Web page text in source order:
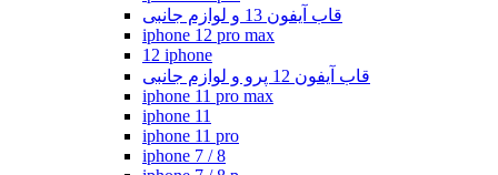
قاب آیفون 13 و لوازم جانبی
iphone 12 pro max
12 iphone
قاب آیفون 12 پرو و لوازم جانبی
iphone 11 pro max
iphone 11
iphone 11 pro
iphone 7 / 8